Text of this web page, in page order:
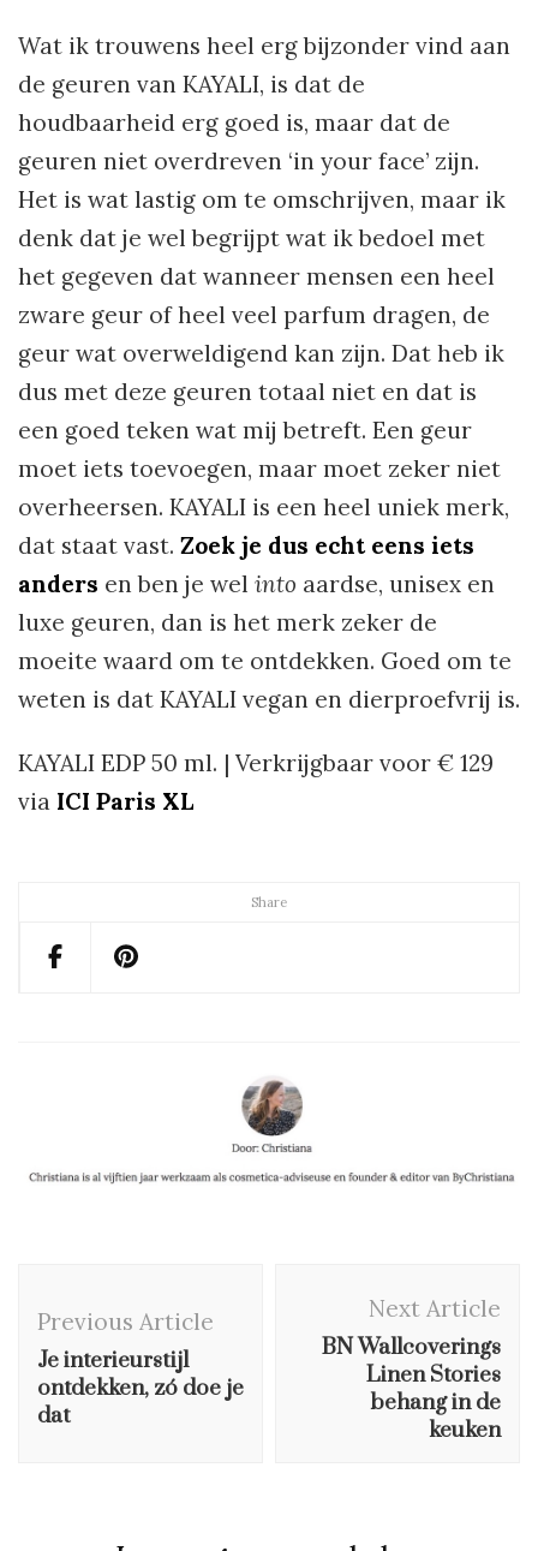
Share
Wat ik trouwens heel erg bijzonder vind aan
de geuren van KAYALI, is dat de
houdbaarheid erg goed is, maar dat de
geuren niet overdreven ‘in your face’ zijn.
Het is wat lastig om te omschrijven, maar ik
denk dat je wel begrijpt wat ik bedoel met
het gegeven dat wanneer mensen een heel
zware geur of heel veel parfum dragen, de
geur wat overweldigend kan zijn. Dat heb ik
dus met deze geuren totaal niet en dat is
een goed teken wat mij betreft. Een geur
moet iets toevoegen, maar moet zeker niet
overheersen. KAYALI is een heel uniek merk,
dat staat vast. Zoek je dus echt eens iets
anders en ben je wel into aardse, unisex en
luxe geuren, dan is het merk zeker de
moeite waard om te ontdekken. Goed om te
weten is dat KAYALI vegan en dierproefvrij is.
KAYALI EDP 50 ml. | Verkrijgbaar voor € 129
via ICI Paris XL
Navigation
Previous Article
Je interieurstijl
ontdekken, zó doe je
dat
Next Article
BN Wallcoverings
Linen Stories
behang in de
keuken